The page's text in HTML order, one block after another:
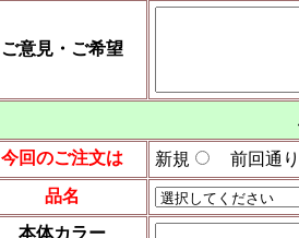
ご意見・ご希望
今回のご注文は 新規
前回通り
品名
本体カラー